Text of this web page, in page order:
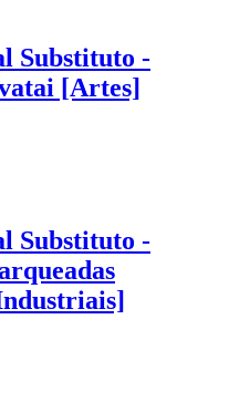
Substituto -
[Artes]
Substituto -